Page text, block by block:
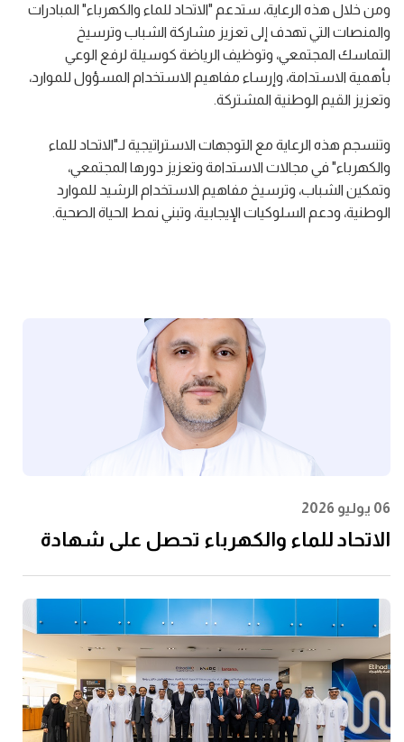
ومن خلال هذه الرعاية، ستدعم "الاتحاد للماء والكهرباء" المبادرات
والمنصات التي تهدف إلى تعزيز مشاركة الشباب وترسيخ
التماسك المجتمعي، وتوظيف الرياضة كوسيلة لرفع الوعي
بأهمية الاستدامة، وإرساء مفاهيم الاستخدام المسؤول للموارد،
وتعزيز القيم الوطنية المشتركة.
وتنسجم هذه الرعاية مع التوجهات الاستراتيجية لـ"الاتحاد للماء
والكهرباء" في مجالات الاستدامة وتعزيز دورها المجتمعي،
وتمكين الشباب، وترسيخ مفاهيم الاستخدام الرشيد للموارد
الوطنية، ودعم السلوكيات الإيجابية، وتبني نمط الحياة الصحية.
06 يوليو 2026
الاتحاد للماء والكهرباء تحصل على شهادة